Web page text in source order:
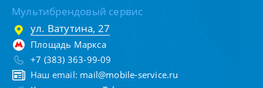
Мультибрендовый сервис
ул. Ватутина, 27
Площадь Маркса
+7 (383) 363-99-09
Наш email: mail@mobile-service.ru